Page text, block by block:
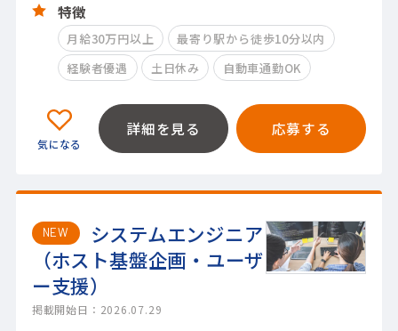
特徴
月給30万円以上
最寄り駅から徒歩10分以内
経験者優遇
土日休み 自動車通勤OK
詳細を見る 応募する
NEW
システムエンジニア
（ホスト基盤企画・ユーザ
ー支援）
掲載開始日：2026.07.29